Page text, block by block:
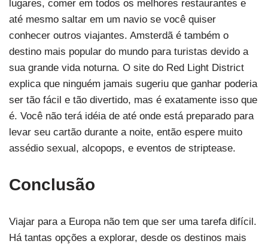
lugares, comer em todos os melhores restaurantes e
até mesmo saltar em um navio se você quiser
conhecer outros viajantes. Amsterdã é também o
destino mais popular do mundo para turistas devido a
sua grande vida noturna. O site do Red Light District
explica que ninguém jamais sugeriu que ganhar poderia
ser tão fácil e tão divertido, mas é exatamente isso que
é. Você não terá idéia de até onde está preparado para
levar seu cartão durante a noite, então espere muito
assédio sexual, alcopops, e eventos de striptease.
Conclusão
Viajar para a Europa não tem que ser uma tarefa difícil.
Há tantas opções a explorar, desde os destinos mais